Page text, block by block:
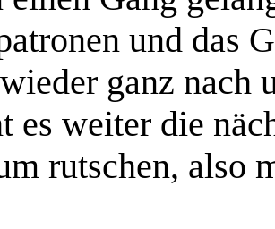
und das
ganz nach
es weiter die
rutschen, also